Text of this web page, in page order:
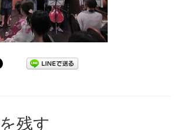
集ページ
残す